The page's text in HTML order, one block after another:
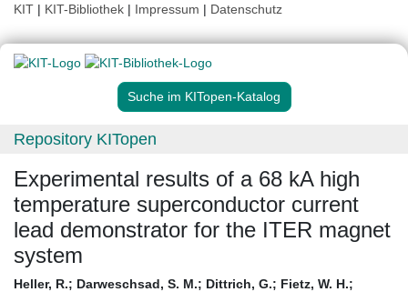
KIT | KIT-Bibliothek | Impressum | Datenschutz
Suche im KITopen-Katalog
Repository KITopen
Experimental results of a 68 kA high
temperature superconductor current
lead demonstrator for the ITER magnet
system
Heller, R.; Darweschsad, S. M.; Dittrich, G.; Fietz, W. H.;